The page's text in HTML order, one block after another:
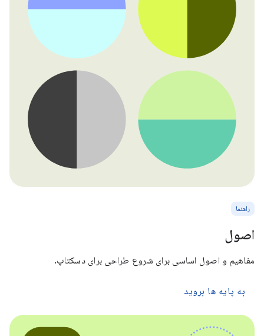
راهنما
اصول
مفاهیم و اصول اساسی برای شروع طراحی برای دسکتاپ.
به پایه ها بروید